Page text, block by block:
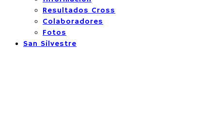
Resultados Cross
Colaboradores
Fotos
San Silvestre